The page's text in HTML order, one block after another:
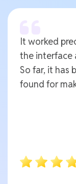
It worked
the interface
So far, it has
found for